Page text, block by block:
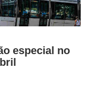
especial no